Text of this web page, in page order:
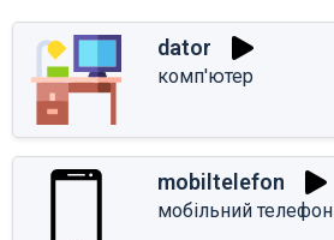
dator
комп'ютер
mobiltelefon
мобільний телефон